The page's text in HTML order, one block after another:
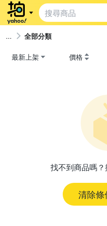
全部分類
最新上架 價格
找不到商品嗎？
清除